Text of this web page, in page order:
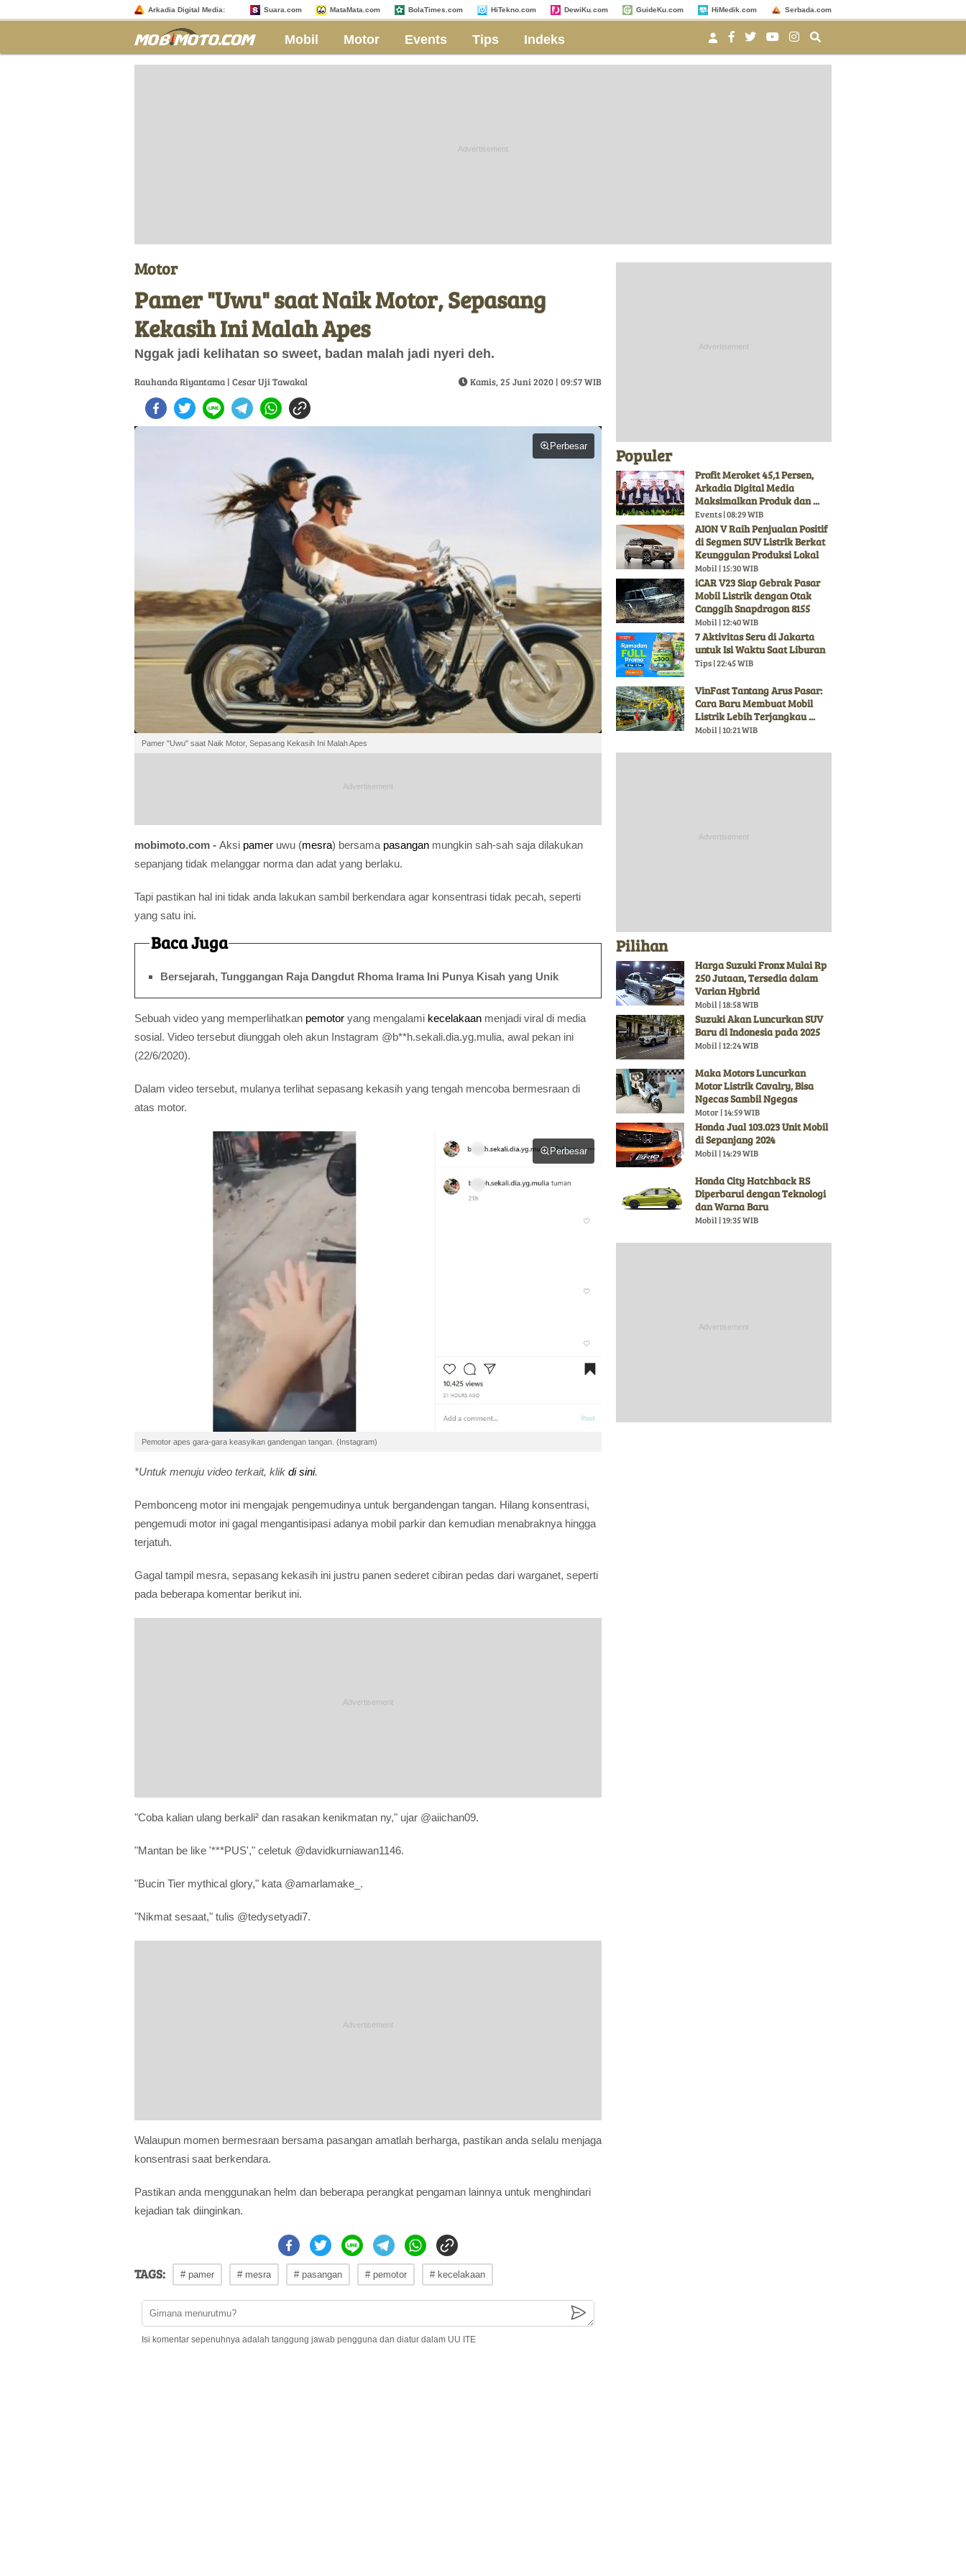
Arkadia Digital Media: Suara.com MataMata.com BolaTimes.com HiTekno.com DewiKu.com GuideKu.com HiMedik.com Serbada.com
Mobil Motor Events Tips Indeks
Motor
Pamer "Uwu" saat Naik Motor, Sepasang
Kekasih Ini Malah Apes
Nggak jadi kelihatan so sweet, badan malah jadi nyeri deh.
Rauhanda Riyantama | Cesar Uji Tawakal Kamis, 25 Juni 2020 | 09:57 WIB
Perbesar
Pamer "Uwu" saat Naik Motor, Sepasang Kekasih Ini Malah Apes
mobimoto.com - Aksi pamer uwu (mesra) bersama pasangan mungkin sah-sah saja dilakukan
sepanjang tidak melanggar norma dan adat yang berlaku.
Tapi pastikan hal ini tidak anda lakukan sambil berkendara agar konsentrasi tidak pecah, seperti
yang satu ini.
Baca Juga
Bersejarah, Tunggangan Raja Dangdut Rhoma Irama Ini Punya Kisah yang Unik
Sebuah video yang memperlihatkan pemotor yang mengalami kecelakaan menjadi viral di media
sosial. Video tersebut diunggah oleh akun Instagram @b**h.sekali.dia.yg.mulia, awal pekan ini
(22/6/2020).
Dalam video tersebut, mulanya terlihat sepasang kekasih yang tengah mencoba bermesraan di
atas motor.
Perbesar
Pemotor apes gara-gara keasyikan gandengan tangan. (Instagram)
*Untuk menuju video terkait, klik di sini.
Pembonceng motor ini mengajak pengemudinya untuk bergandengan tangan. Hilang konsentrasi,
pengemudi motor ini gagal mengantisipasi adanya mobil parkir dan kemudian menabraknya hingga
terjatuh.
Gagal tampil mesra, sepasang kekasih ini justru panen sederet cibiran pedas dari warganet, seperti
pada beberapa komentar berikut ini.
"Coba kalian ulang berkali² dan rasakan kenikmatan ny," ujar @aiichan09.
"Mantan be like '***PUS'," celetuk @davidkurniawan1146.
"Bucin Tier mythical glory," kata @amarlamake_.
"Nikmat sesaat," tulis @tedysetyadi7.
Walaupun momen bermesraan bersama pasangan amatlah berharga, pastikan anda selalu menjaga
konsentrasi saat berkendara.
Pastikan anda menggunakan helm dan beberapa perangkat pengaman lainnya untuk menghindari
kejadian tak diinginkan.
TAGS: # pamer # mesra # pasangan # pemotor # kecelakaan
Isi komentar sepenuhnya adalah tanggung jawab pengguna dan diatur dalam UU ITE
Populer
Profit Meroket 45,1 Persen,
Arkadia Digital Media
Maksimalkan Produk dan ...
Events | 08:29 WIB
AION V Raih Penjualan Positif
di Segmen SUV Listrik Berkat
Keunggulan Produksi Lokal
Mobil | 15:30 WIB
iCAR V23 Siap Gebrak Pasar
Mobil Listrik dengan Otak
Canggih Snapdragon 8155
Mobil | 12:40 WIB
7 Aktivitas Seru di Jakarta
untuk Isi Waktu Saat Liburan
Tips | 22:45 WIB
VinFast Tantang Arus Pasar:
Cara Baru Membuat Mobil
Listrik Lebih Terjangkau ...
Mobil | 10:21 WIB
Pilihan
Harga Suzuki Fronx Mulai Rp
250 Jutaan, Tersedia dalam
Varian Hybrid
Mobil | 18:58 WIB
Suzuki Akan Luncurkan SUV
Baru di Indonesia pada 2025
Mobil | 12:24 WIB
Maka Motors Luncurkan
Motor Listrik Cavalry, Bisa
Ngecas Sambil Ngegas
Motor | 14:59 WIB
Honda Jual 103.023 Unit Mobil
di Sepanjang 2024
Mobil | 14:29 WIB
Honda City Hatchback RS
Diperbarui dengan Teknologi
dan Warna Baru
Mobil | 19:35 WIB